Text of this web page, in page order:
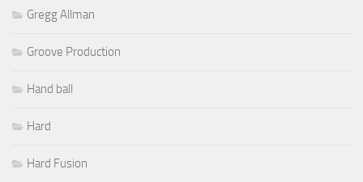
Gregg Allman
Groove Production
Hand ball
Hard
Hard Fusion